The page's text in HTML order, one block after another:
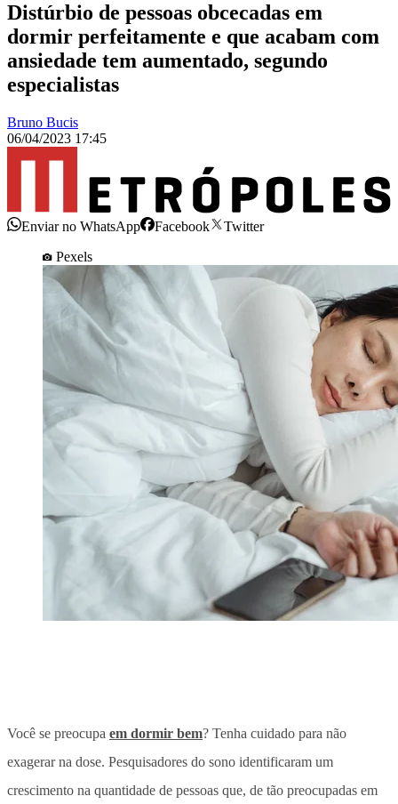
Distúrbio de pessoas obcecadas em
dormir perfeitamente e que acabam com
ansiedade tem aumentado, segundo
especialistas
Bruno Bucis
06/04/2023 17:45
Enviar no WhatsApp Facebook
Twitter
Pexels
Você se preocupa em dormir bem? Tenha cuidado para não
exagerar na dose. Pesquisadores do sono identificaram um
crescimento na quantidade de pessoas que, de tão preocupadas em